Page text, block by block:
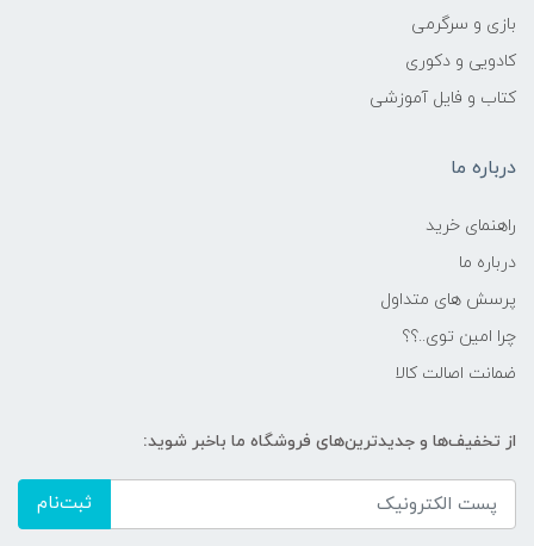
بازی و سرگرمی
کادویی و دکوری
کتاب و فایل آموزشی
درباره ما
راهنمای خرید
درباره ما
پرسش های متداول
چرا امین توی..؟؟
ضمانت اصالت کالا
از تخفیف‌ها و جدیدترین‌های فروشگاه ما باخبر شوید:
ثبت‌نام